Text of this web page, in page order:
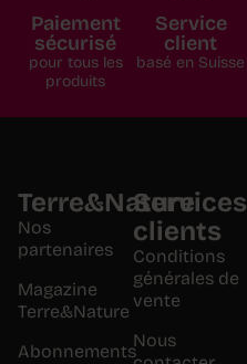
Paiement
sécurisé
pour tous les
produits
Service
client
basé en Suisse
Terre&Nature
Nos
partenaires
Magazine
Terre&Nature
Abonnements
Services
clients
Conditions
générales de
vente
Nous